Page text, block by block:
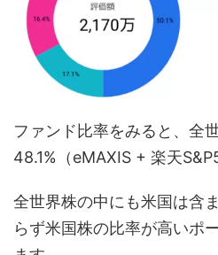
ファンド比率をみると、全
48.1%（eMAXIS + 楽天
全世界株の中にも米国は含
らず米国株の比率が高いポ